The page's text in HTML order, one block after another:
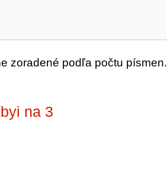
zoradené podľa počtu písmen.
na 3